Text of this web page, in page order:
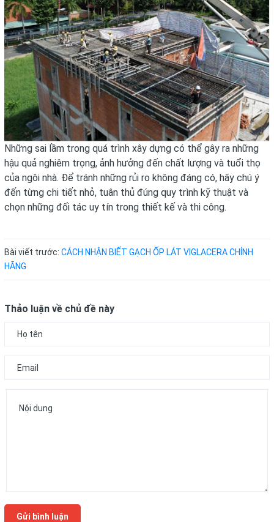
Những sai lầm trong quá trình xây dựng có thể gây ra những
hậu quả nghiêm trọng, ảnh hưởng đến chất lượng và tuổi thọ
của ngôi nhà. Để tránh những rủi ro không đáng có, hãy chú ý
đến từng chi tiết nhỏ, tuân thủ đúng quy trình kỹ thuật và
chọn những đối tác uy tín trong thiết kế và thi công.
Bài viết trước: CÁCH NHẬN BIẾT GẠCH ỐP LÁT VIGLACERA CHÍNH
HÃNG
Thảo luận về chủ đề này
Gửi bình luận